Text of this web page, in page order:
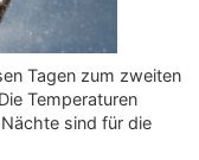
Tagen zum zweiten
Temperaturen
sind für die